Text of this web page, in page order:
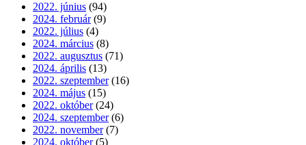
2022. június (94)
2024. február (9)
2022. július (4)
2024. március (8)
2022. augusztus (71)
2024. április (13)
2022. szeptember (16)
2024. május (15)
2022. október (24)
2024. szeptember (6)
2022. november (7)
2024. október (5)